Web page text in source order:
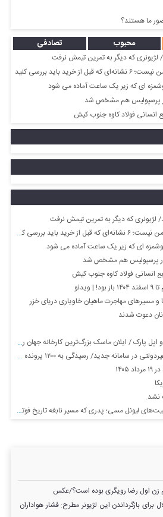
ما هستند؟
محبوب تصادفی
که دیگر به تمرین تیمش نرفت
باید بررسی کنید
ای که زیر یک ساعت آماده می شود
پرسپولیس هم مشخص شد
انسانی فولاد کاوه جنوب کیش
لژیونری که دیگر به تمرین تیمش نرفت
باید بررسی کنید
ای که زیر یک ساعت آماده می شود
پرسپولیس هم مشخص شد
انسانی فولاد کاوه جنوب کیش
و مسیرهای مهاجرت ماهیان خاویاری دریای خزر
پارک / ایلان ماسک بزرگ‌ترین کارخانه جهان را می‌سازد؟
رسیدگی به ۱۲۰۰ پرونده اعتراضی موسسان مدارس در ۴ سال
نشد.
مسی؛ پدری که مسیر نابغه تاریخ فوتبال جهان را ساخت
زن اول رضا رویگری بوده است؟/عکس
برای بازگرداندن این لژیونر مطرح: فشار هواداران